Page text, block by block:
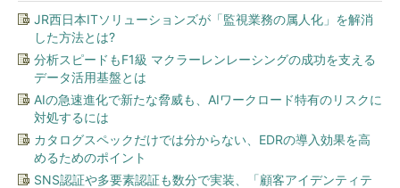
JR西日本ITソリューションズが「監視業務の属人化」を解消
した方法とは?
分析スピードもF1級 マクラーレンレーシングの成功を支える
データ活用基盤とは
AIの急速進化で新たな脅威も、AIワークロード特有のリスクに
対処するには
カタログスペックだけでは分からない、EDRの導入効果を高
めるためのポイント
SNS認証や多要素認証も数分で実装、「顧客アイデンティテ